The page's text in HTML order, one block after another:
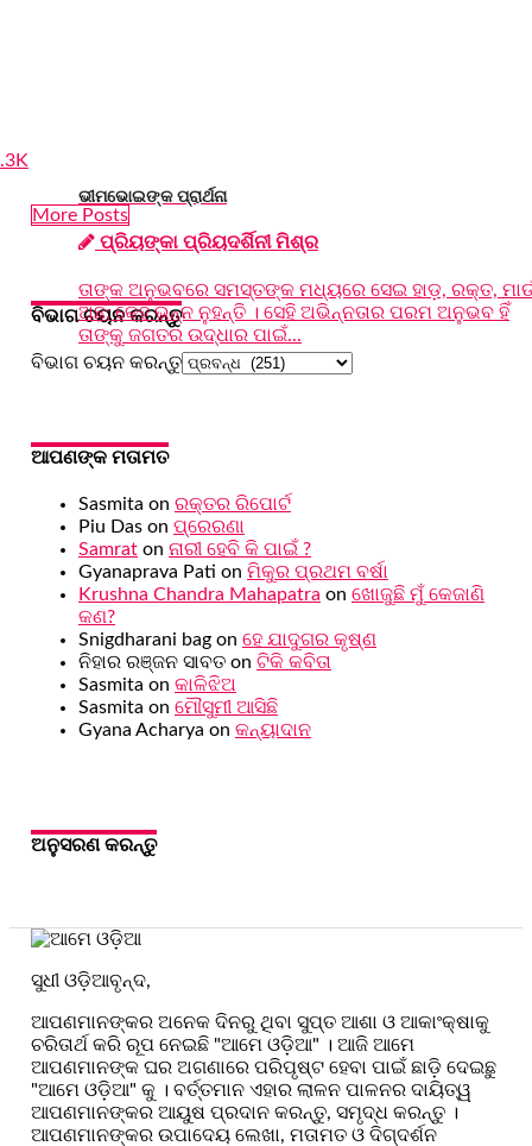
ଭୀମଭୋଇଙ୍କ ପ୍ରାର୍ଥନା
ପ୍ରିୟଙ୍କା ପ୍ରିୟଦର୍ଶିନୀ ମିଶ୍ର
ତାଙ୍କ ଅନୁଭବରେ ସମସ୍ତଙ୍କ ମଧ୍ୟରେ ସେଇ ହାଡ଼, ରକ୍ତ,
ଅଛି; କେହି ଭିନ୍ନ ନୁହନ୍ତି । ସେହି ଅଭିନ୍ନତାର ପରମ ଅନୁଭବ ହିଁ
ତାଙ୍କୁ ଜଗତର ଉଦ୍ଧାର ପାଇଁ...
More Posts
ବିଭାଗ ଚୟନ କରନ୍ତୁ
ବିଭାଗ ଚୟନ କରନ୍ତୁ
ଆପଣଙ୍କ ମତାମତ
Sasmita on ରକ୍ତର ରିପୋର୍ଟ
Piu Dason ପ୍ରେରଣା
Samraton ନାରୀ ହେବି କି ପାଇଁ ?
Gyanaprava Pati on ମିକୁର ପ୍ରଥମ ବର୍ଷା
Krushna Chandra Mahapatra on ଖୋଜୁଛି ମୁଁ କେଜାଣି
କଣ?
Snigdharani bagon ହେ ଯାଦୁଗର କୃଷ୍ଣ
ନିହାର ରଞ୍ଜନ ସାବତon ଟିକି କବିତା
Sasmita on କାଳିଝିଅ
Sasmita on ମୌସୁମୀ ଆସିଛି
Gyana Acharya on କନ୍ୟାଦାନ
ଅନୁସରଣ କରନ୍ତୁ
ସୁଧୀ ଓଡ଼ିଆବୃନ୍ଦ,
ଆପଣମାନଙ୍କର ଅନେକ ଦିନରୁ ଥିବା ସୁପ୍ତ ଆଶା ଓ ଆକାଂକ୍ଷାକୁ
ଚରିତାର୍ଥ କରି ରୂପ ନେଇଛି "ଆମେ ଓଡ଼ିଆ" । ଆଜି ଆମେ
ଆପଣମାନଙ୍କ ଘର ଅଗଣାରେ ପରିପୃଷ୍ଟ ହେବା ପାଇଁ ଛାଡ଼ି ଦେଇଛୁ
"ଆମେ ଓଡ଼ିଆ" କୁ । ବର୍ତ୍ତମାନ ଏହାର ଲାଳନ ପାଳନର ଦାୟିତ୍ୱ
ଆପଣମାନଙ୍କର ଆୟୁଷ ପ୍ରଦାନ କରନ୍ତୁ, ସମୃଦ୍ଧ କରନ୍ତୁ ।
ଆପଣମାନଙ୍କର ଉପାଦେୟ ଲେଖା, ମତାମତ ଓ ଦିଗ୍ଦର୍ଶନ